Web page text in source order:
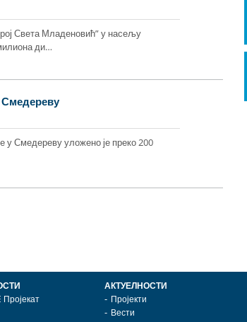
Света Младеновић” у насељу
ди…
Смедереву
у Смедереву уложено је преко 200
Пројекат
АКТУЕЛНОСТИ
Пројекти
Вести